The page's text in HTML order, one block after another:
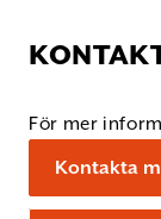
För mer
Kontakta